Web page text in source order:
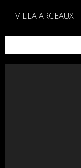
VILLA ARCEAUX